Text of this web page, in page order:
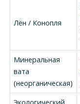
Лён / Конопля
Минеральная
вата
(неорганическая)